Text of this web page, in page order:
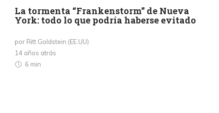
La tormenta “Frankenstorm” de Nueva
York: todo lo que podría haberse evitado
por Ritt Goldstein (EE.UU)
14 años atrás
6 min